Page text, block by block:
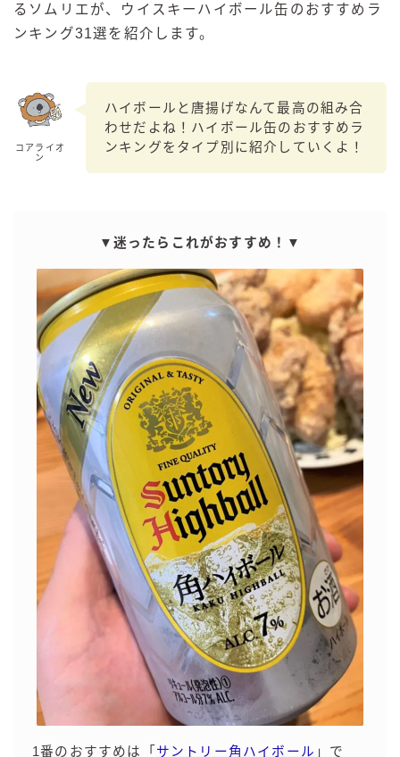
GREEN1/2（グリーンハーフ）
鏡月焼酎ハイ
贅沢搾り
樽ハイ倶楽部
ザ・レモンクラフト
FRUITZER (フルーツァー）
サッポロ
濃いめのレモンサワー
三ツ星グレフルサワー
99.99（フォーナイン）
レモン・ザ・リッチ
男梅サワー
キレートレモンサワー
愛のスコールホワイトサワー
WATER SOUR(ウォーターサワ)
宝酒造
焼酎ハイボール
タカラCANチューハイ
宝焼酎のお茶割りシリーズ
寶「丸おろし」
極上レモンサワー
極上フルーツサワー
すみか
るソムリエが、ウイスキーハイボール缶のおすすめラ
ンキング31選を紹介します。
コアライオ
ン
ハイボールと唐揚げなんて最高の組み合
わせだよね！ハイボール缶のおすすめラ
ンキングをタイプ別に紹介していくよ！
▼迷ったらこれがおすすめ！▼
1番のおすすめは「 サントリー角ハイボール 」で